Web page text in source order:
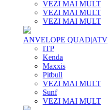
VEZI MAI MULT
VEZI MAI MULT
VEZI MAI MULT
ANVELOPE QUAD|ATV
ITP
Kenda
Maxxis
Pitbull
VEZI MAI MULT
Sunf
VEZI MAI MULT